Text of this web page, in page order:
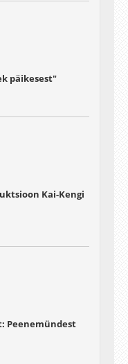
päikesest"
Kai-Kengi
Peenemündest